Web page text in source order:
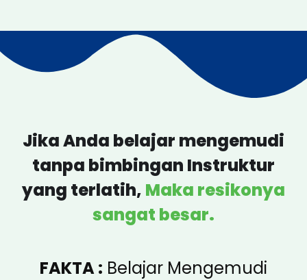
Jika Anda belajar mengemudi
tanpa bimbingan Instruktur
yang terlatih, Maka resikonya
sangat besar.
FAKTA : Belajar Mengemudi